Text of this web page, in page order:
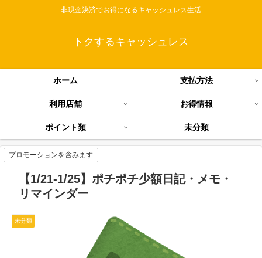
非現金決済でお得になるキャッシュレス生活
トクするキャッシュレス
ホーム 支払方法
利用店舗 お得情報
ポイント類 未分類
プロモーションを含みます
【1/21-1/25】ポチポチ少額日記・メモ・
リマインダー
未分類